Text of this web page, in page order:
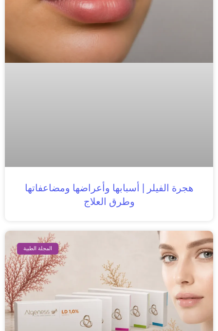
هجرة الفيلر | أسبابها وأعراضها ومضاعفاتها
وطرق العلاج
المجلة الطبية